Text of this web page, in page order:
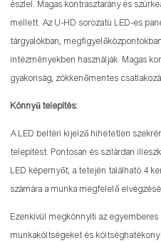
észlel. Magas kontrasztarány és
mellett. Az U-HD sorozatú LED-es
tárgyalókban,
intézményekben használják. Magas
gyakoriság, zökkenőmentes
Könnyű telepítés:
A LED beltéri kijelző hihetetlen
telepítést. Pontosan és szilárdan
LED képernyőt, a tetején található 4
számára a munka megfelelő
Ezenkívül megkönnyíti az
munkaköltségeket és